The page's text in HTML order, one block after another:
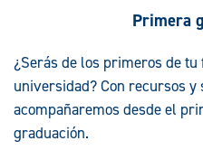
Primera
¿Serás de los primeros de
universidad? Con recursos y
acompañaremos desde el
graduación.